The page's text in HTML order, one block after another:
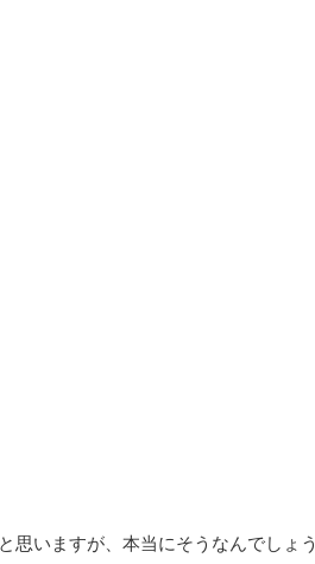
思いますが、本当にそうなんでしょう